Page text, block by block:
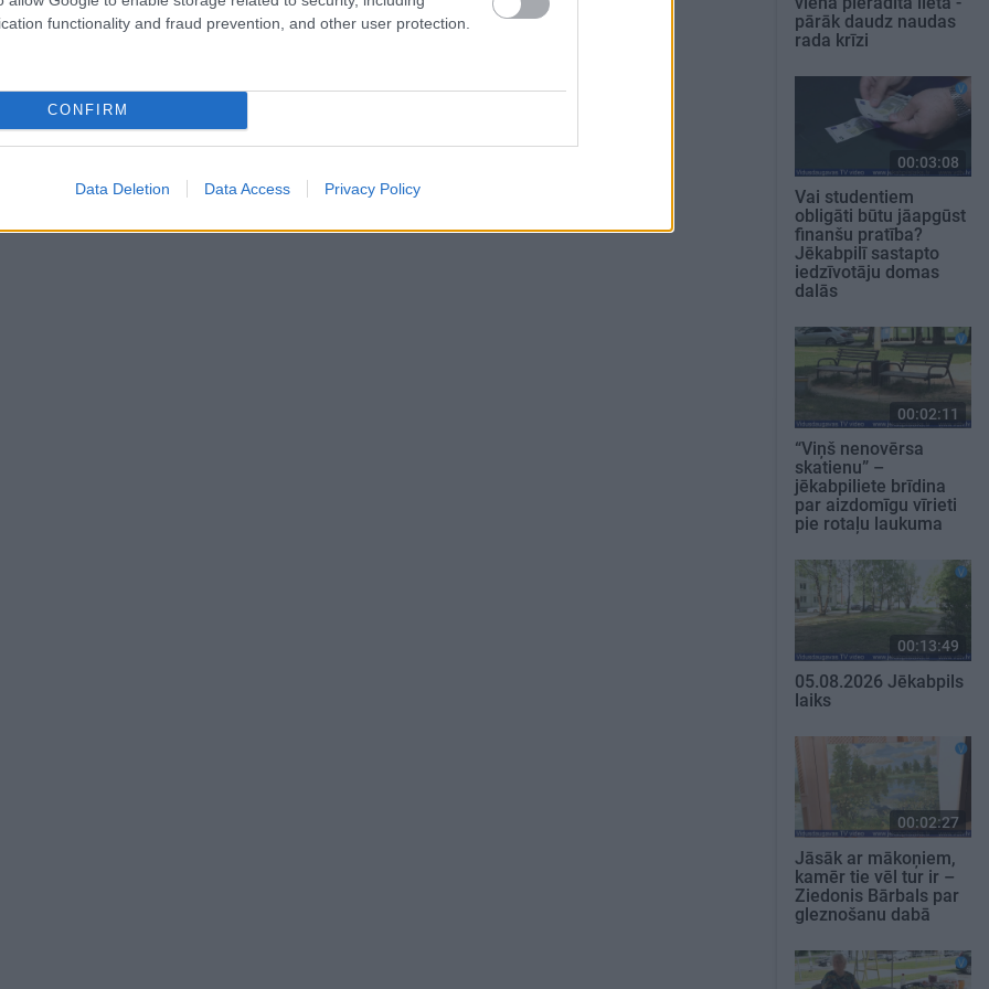
functionality and fraud prevention, and other user protection.
CONFIRM
Data Deletion Data Access Privacy Policy
pārāk daudz naudas
rada krīzi
00:03:08
Vai studentiem
obligāti būtu jāapgūst
finanšu pratība?
Jēkabpilī sastapto
iedzīvotāju domas
dalās
00:02:11
“Viņš nenovērsa
skatienu” –
jēkabpiliete brīdina
par aizdomīgu vīrieti
pie rotaļu laukuma
00:13:49
05.08.2026 Jēkabpils
laiks
00:02:27
Jāsāk ar mākoņiem,
kamēr tie vēl tur ir –
Ziedonis Bārbals par
gleznošanu dabā